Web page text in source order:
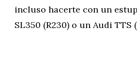
incluso hacerte con un
SL350 (R230) o un Audi TTS